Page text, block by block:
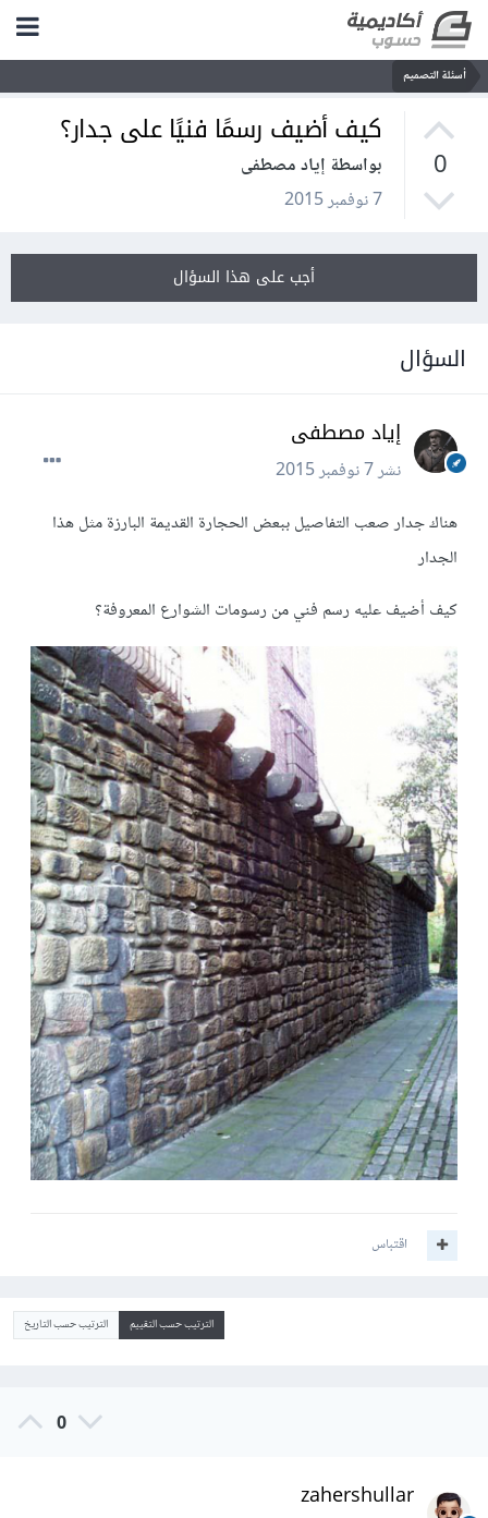
أسئلة التصميم
0
كيف أضيف رسمًا فنيًا على جدار؟
بواسطة إياد مصطفى
7 نوفمبر 2015
أجب على هذا السؤال
السؤال
إياد مصطفى
نشر7 نوفمبر 2015
هناك جدار صعب التفاصيل ببعض الحجارة القديمة البارزة مثل هذا
الجدار
كيف أضيف عليه رسم فني من رسومات الشوارع المعروفة؟
اقتباس
الترتيب حسب التقييم الترتيب حسب التاريخ
0
zahershullar